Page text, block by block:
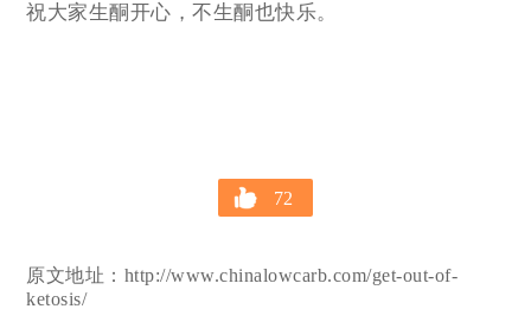
祝大家生酮开心，不生酮也快乐。
72
原文地址：http://www.chinalowcarb.com/get-out-of-
ketosis/